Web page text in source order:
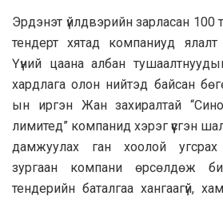
Эрдэнэт үйлдвэрийн зарласан 100
тендерт хятад компаниуд ялалт
Үүний цаана албан
хардлага олон нийтэд байсан
ын иргэн Жан захиралтай
лимитед” компанид хэрэг үүсгэн
дамжуулах ган хоолой
зургаан компани өрсөлдөж
тендерийн баталгаа хангаагүй,